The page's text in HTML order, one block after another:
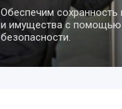
систем